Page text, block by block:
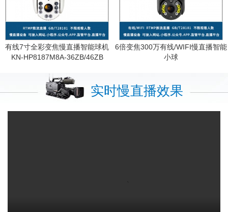
有线7寸全彩变焦慢直播智能球机
KN-HP8187M8A-36ZB/46ZB
6倍变焦300万有线/WIFI慢直播智能
小球
实时慢直播效果